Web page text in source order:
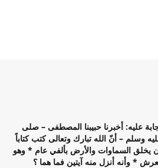
عليه: أخبرنا حبيبنا المصطفى – صلى
وسلم – أنّ الله تبارك وتعالى كتب كتاباً
يخلق السماوات والأرض بألفي عام * وهو
* وأنه أنزل منه آيتين فما هما ؟